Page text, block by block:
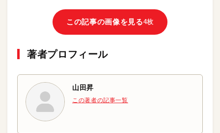
この記事の画像を見る4枚
著者プロフィール
山田昇
この著者の記事一覧